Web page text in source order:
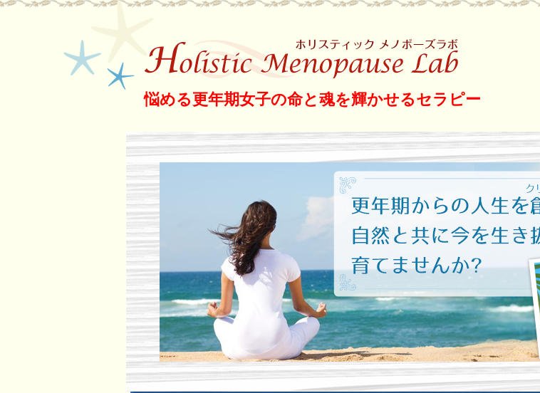
更年期女子救済サロン ホリスティッ
ク メノポーズラボ
悩める更年期女子の命と魂を輝かせるセラピー